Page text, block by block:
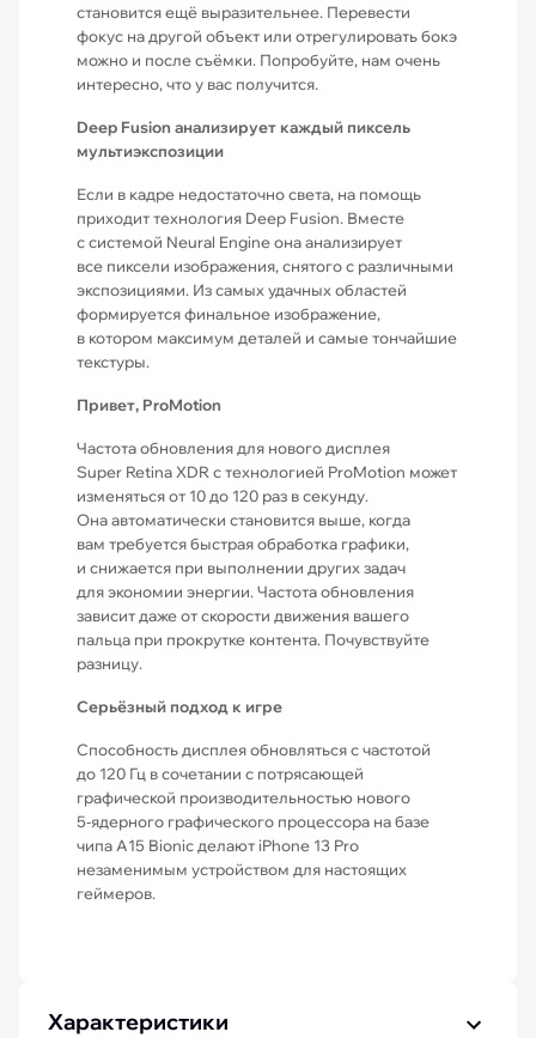
становится ещё вырази­тельнее. Перевести
фокус на другой объект или отрегулировать бокэ
можно и после съёмки. Попробуйте, нам очень
интересно, что у вас получится.
Deep Fusion анализирует каждый пиксель
мультиэкспозиции
Если в кадре недостаточно света, на помощь
приходит технология Deep Fusion. Вместе
с системой Neural Engine она анализирует
все пиксели изображения, снятого с различными
экспозициями. Из самых удачных областей
формируется финальное изображение,
в котором максимум деталей и самые тончайшие
текстуры.
Привет, ProMotion
Частота обновления для нового дисплея
Super Retina XDR с технологией ProMotion может
изменяться от 10 до 120 раз в секунду.
Она автоматически становится выше, когда
вам требуется быстрая обработка графики,
и снижается при выполнении других задач
для экономии энергии. Частота обновления
зависит даже от скорости движения вашего
пальца при прокрутке контента. Почувствуйте
разницу.
Серьёзный подход к игре
Способность дисплея обновляться с частотой
до 120 Гц в сочетании с потрясающей
графической производительностью нового
5‑ядерного графического процессора на базе
чипа A15 Bionic делают iPhone 13 Pro
незаменимым устройством для настоящих
геймеров.
Характеристики